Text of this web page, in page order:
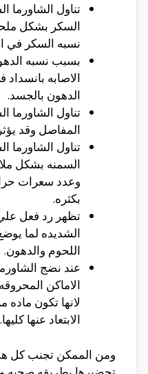
تناول
السكر بشكل
نسبه السكر في
بسبب نسبه
الاصابه
الدهون بالجسد.
تناول الشاورما
المفاصل وقد
تناول
السمنه بشكل
وعدد سعرات
بكثره.
تظهر رد فعل
الشديده لما
اللحوم والدهون.
عند نضج
الاماكن
لانها تكون
الابتعاد عنها كليها.
ومن الممكن تجنب كل